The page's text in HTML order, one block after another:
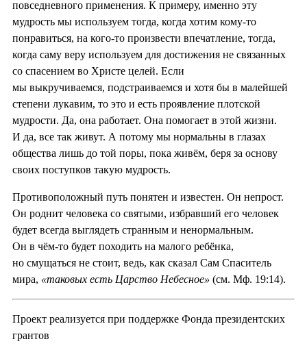
повседневного применения. К примеру, именно эту
мудрость мы используем тогда, когда хотим кому-то
понравиться, на кого-то произвести впечатление, тогда,
когда саму веру используем для достижения не связанных
со спасением во Христе целей. Если
мы выкручиваемся, подстраиваемся и хотя бы в малейшей
степени лукавим, то это и есть проявление плотской
мудрости. Да, она работает. Она помогает в этой жизни.
И да, все так живут. А потому мы нормальны в глазах
общества лишь до той поры, пока живём, беря за основу
своих поступков такую мудрость.
Противоположный путь понятен и известен. Он непрост.
Он роднит человека со святыми, избравший его человек
будет всегда выглядеть странным и ненормальным.
Он в чём-то будет походить на малого ребёнка,
но смущаться не стоит, ведь, как сказал Сам Спаситель
мира, «таковых есть Царство Небесное» (см. Мф. 19:14).
Проект реализуется при поддержке Фонда президентских
грантов